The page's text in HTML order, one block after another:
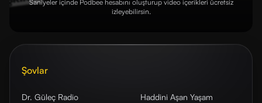
Saniyeler içinde Podbee hesabını oluşturup video içerikleri ücretsiz
izleyebilirsin.
Şovlar
Dr. Güleç Radio
Haddini Aşan Yaşam